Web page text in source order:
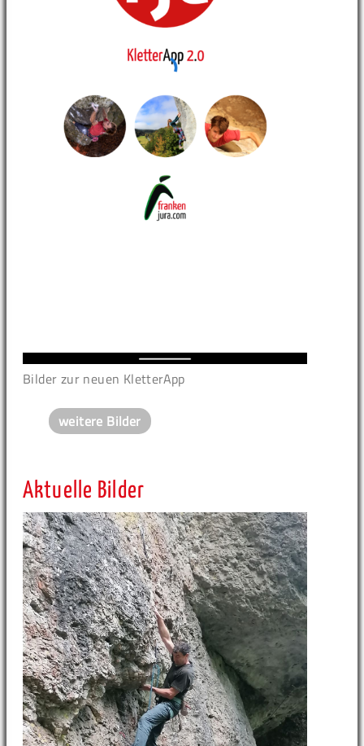
Bilder zur neuen KletterApp
weitere Bilder
Aktuelle Bilder